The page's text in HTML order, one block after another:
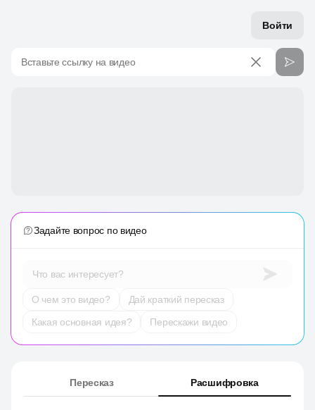
Войти
Вставьте ссылку на видео
Задайте вопрос по видео
Что вас интересует?
О чем это видео?
Дай краткий пересказ
Какая основная идея?
Перескажи видео
Пересказ Расшифровка